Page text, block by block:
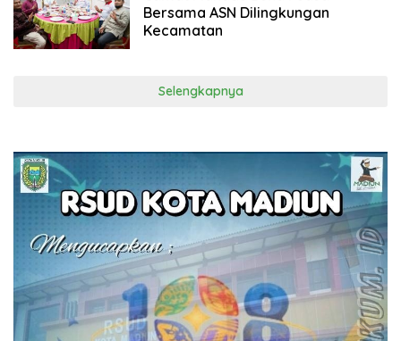
Bersama ASN Dilingkungan
Kecamatan
Selengkapnya